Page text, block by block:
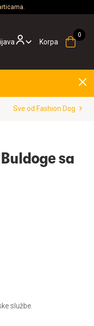
Korpa
Sve od Fashion Dog
sa
službe.